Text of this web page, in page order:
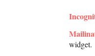
widget.